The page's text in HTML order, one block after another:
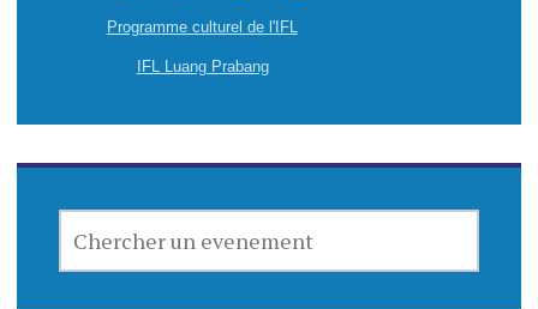
Programme culturel de l'IFL
IFL Luang Prabang
UN